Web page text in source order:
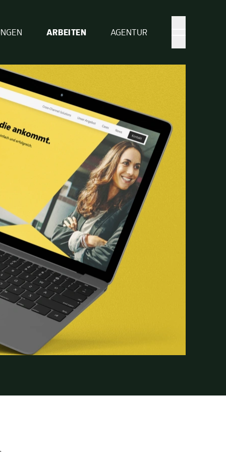
ARBEITEN AGENTUR